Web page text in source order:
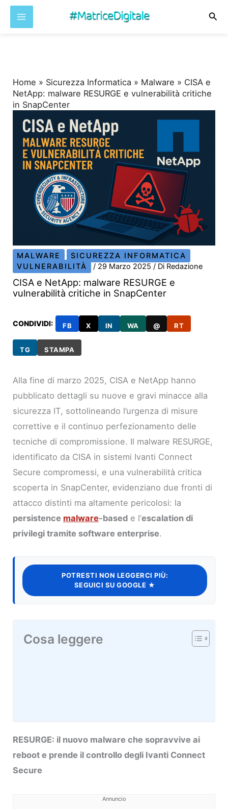
Home » Sicurezza Informatica » Malware » CISA e
NetApp: malware RESURGE e vulnerabilità critiche
in SnapCenter
MALWARE
SICUREZZA INFORMATICA
VULNERABILITÀ
/ 29 Marzo 2025/ Di Redazione
CISA e NetApp: malware RESURGE e
vulnerabilità critiche in SnapCenter
CONDIVIDI: FB X IN WA @ RT
TG STAMPA
Alla fine di marzo 2025, CISA e NetApp hanno
pubblicato dettagli su nuove e gravi minacce alla
sicurezza IT, sottolineando l’urgenza di misure
correttive e il continuo perfezionamento delle
tecniche di compromissione. Il malware RESURGE,
identificato da CISA in sistemi Ivanti Connect
Secure compromessi, e una vulnerabilità critica
scoperta in SnapCenter, evidenziano due fronti di
attacco distinti ma altamente pericolosi: la
persistence malware-based e l’escalation di
privilegi tramite software enterprise.
POTRESTI NON LEGGERCI PIÙ:
SEGUICI SU GOOGLE ★
Cosa leggere
RESURGE: il nuovo malware che sopravvive ai
reboot e prende il controllo degli Ivanti Connect
Secure
Annuncio